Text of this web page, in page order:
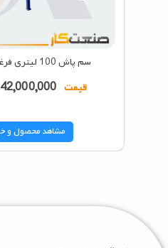
سم پاش 100 لیتری فرغونی لیفان
قیمت 42,000,000
مشاهد محصول و